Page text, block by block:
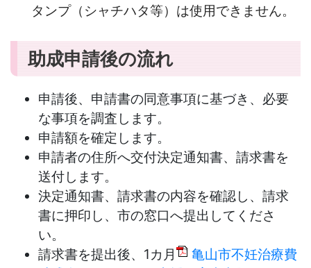
タンプ（シャチハタ等）は使用できません。
助成申請後の流れ
申請後、申請書の同意事項に基づき、必要
な事項を調査します。
申請額を確定します。
申請者の住所へ交付決定通知書、請求書を
送付します。
決定通知書、請求書の内容を確認し、請求
書に押印し、市の窓口へ提出してくださ
い。
請求書を提出後、1カ月
亀山市不妊治療費